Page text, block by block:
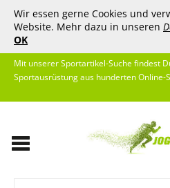
Wir essen gerne Cookies und
Website. Mehr dazu in unseren
OK
Mit unserer Sportartikel-Suche findest
Sportausrüstung aus hunderten Online-